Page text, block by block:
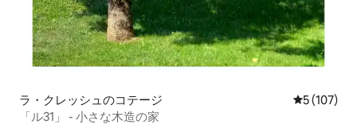
ラ・クレッシュのコテージ レビュー
5 (107)
「ル31」 - 小さな木造の家